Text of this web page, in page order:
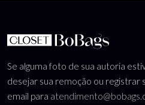
Se alguma foto de sua autoria
desejar sua remoção ou registrar
email para